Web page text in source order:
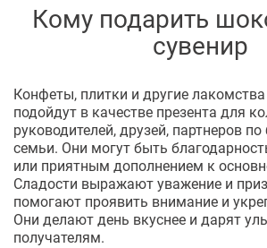
Кому подарить
сувенир
Конфеты, плитки и другие
подойдут в качестве презента для
руководителей, друзей, партнеров
семьи. Они могут быть
или приятным дополнением к
Сладости выражают уважение и
помогают проявить внимание и
Они делают день вкуснее и дарят
получателям.